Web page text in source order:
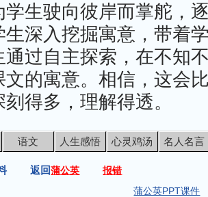
学生驶向彼岸而掌舵，
生深入挖掘寓意，带着
通过自主探索，在不知
文的寓意。相信，这会
得多，理解得透。
语文 人生感悟 心灵鸡汤 名人名言
料 返回蒲公英
报错
蒲公英PPT课件